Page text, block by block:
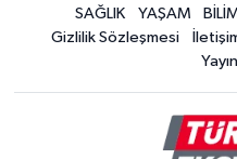
SAĞLIK
YAŞAM
Gizlilik Sözleşmesi